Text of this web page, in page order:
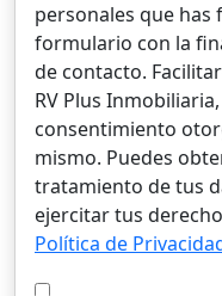
personales que has
formulario con la
de contacto.
RV Plus
consentimiento
mismo. Puedes
tratamiento de tus
ejercitar tus
Política de